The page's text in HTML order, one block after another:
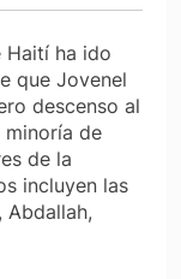
Haití ha ido
que Jovenel
descenso al
minoría de
de la
incluyen las
Abdallah,